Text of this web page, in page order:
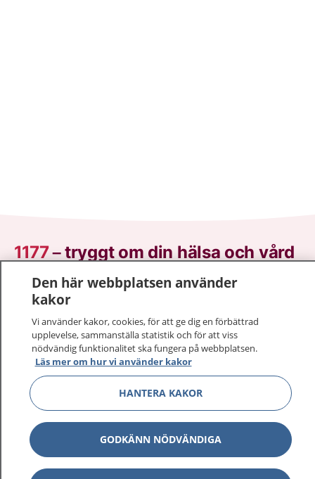
1177–tryggt om din hälsa och vård
På 1177.se får du råd om hälsa och information om
sjukdomar och vilka mottagningar du kan kontakta.
Logga in för att läsa din journal och göra dina
vårdärenden. Ring telefonnummer 1177 för
sjukvårdsrådgivning dygnet runt.
1177 ger dig råd när du vill må bättre.
Visa
Den här webbplatsen använder
kakor
Vi använder kakor, cookies, för att ge dig en förbättrad
upplevelse, sammanställa statistik och för att viss
nödvändig funktionalitet ska fungera på webbplatsen.
Läs mer om hur vi använder kakor
HANTERA KAKOR
GODKÄNN NÖDVÄNDIGA